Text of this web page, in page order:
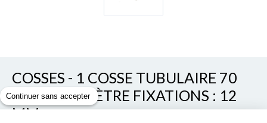
COSSES - 1 COSSE TUBULAIRE 70
MM² - DIAMÈTRE FIXATIONS : 12
MM
Continuer sans accepter